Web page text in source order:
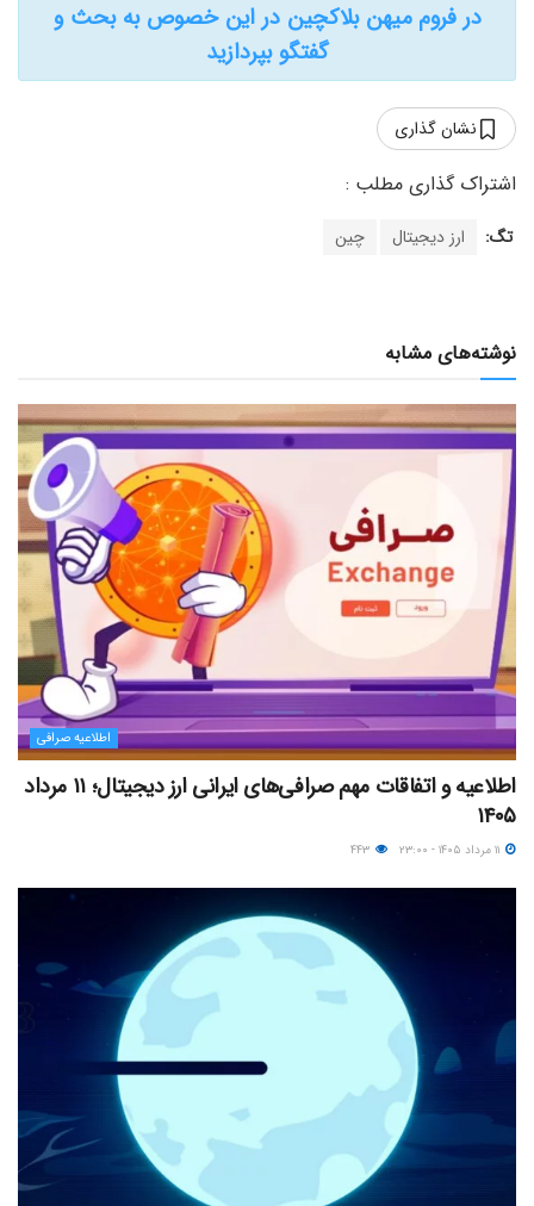
در فروم میهن بلاکچین در این خصوص به بحث و
گفتگو بپردازید
نشان گذاری
تگ: ارز دیجیتال چین
نوشته‌های مشابه
اطلاعیه صرافی
اطلاعیه و اتفاقات مهم صرافی‌های ایرانی ارز دیجیتال؛ ۱۱ مرداد
۱۴۰۵